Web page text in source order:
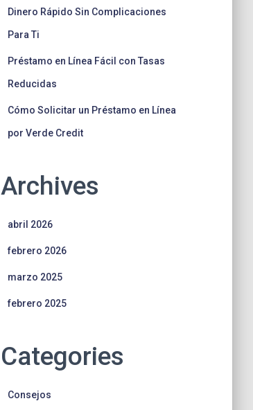
Dinero Rápido Sin Complicaciones
Para Ti
Préstamo en Línea Fácil con Tasas
Reducidas
Cómo Solicitar un Préstamo en Línea
por Verde Credit
Archives
abril 2026
febrero 2026
marzo 2025
febrero 2025
Categories
Consejos